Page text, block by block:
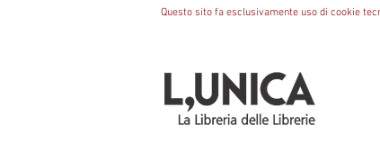
Questo sito fa esclusivamente uso di cookie